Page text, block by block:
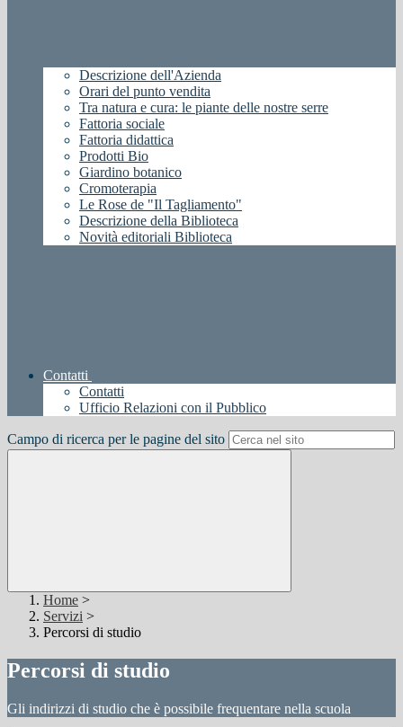
Descrizione dell'Azienda
Orari del punto vendita
Tra natura e cura: le piante delle nostre serre
Fattoria sociale
Fattoria didattica
Prodotti Bio
Giardino botanico
Cromoterapia
Le Rose de "Il Tagliamento"
Descrizione della Biblioteca
Novità editoriali Biblioteca
Contatti
Contatti
Ufficio Relazioni con il Pubblico
Campo di ricerca per le pagine del sito
Home >
Servizi >
Percorsi di studio
Percorsi di studio
Gli indirizzi di studio che è possibile frequentare nella scuola